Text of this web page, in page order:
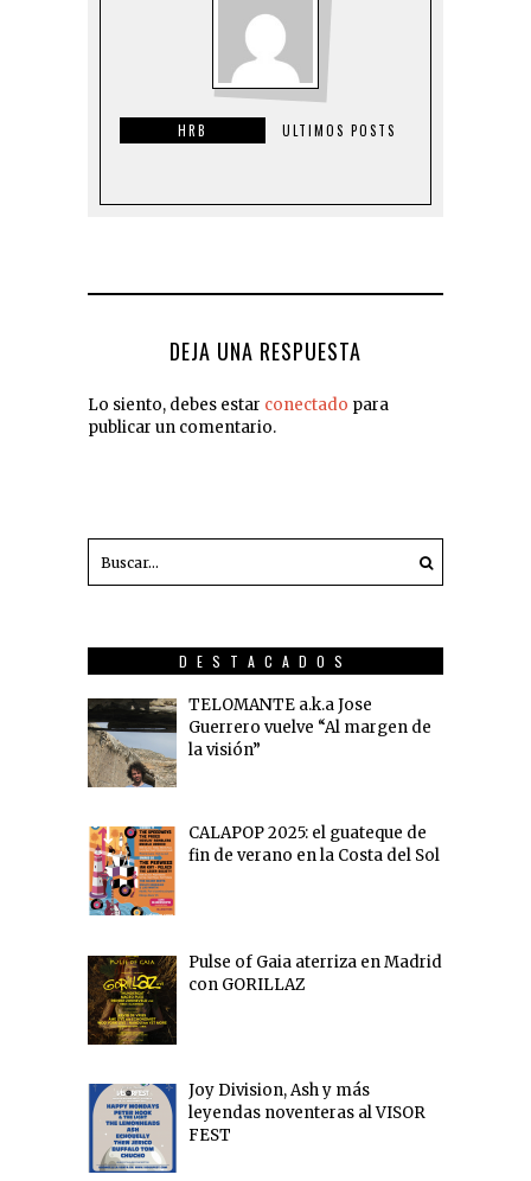
HRB ULTIMOS POSTS
DEJA UNA RESPUESTA
Lo siento, debes estar conectado para
publicar un comentario.
DESTACADOS
TELOMANTE a.k.a Jose
Guerrero vuelve “Al margen de
la visión”
CALAPOP 2025: el guateque de
fin de verano en la Costa del Sol
Pulse of Gaia aterriza en Madrid
con GORILLAZ
Joy Division, Ash y más
leyendas noventeras al VISOR
FEST